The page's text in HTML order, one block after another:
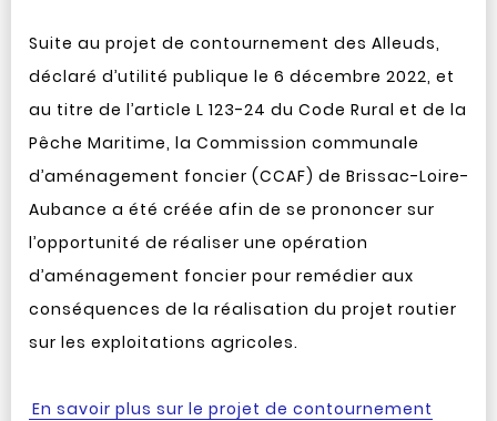
Suite au projet de contournement des Alleuds,
déclaré d’utilité publique le 6 décembre 2022, et
au titre de l’article L 123-24 du Code Rural et de la
Pêche Maritime, la Commission communale
d’aménagement foncier (CCAF) de Brissac-Loire-
Aubance a été créée afin de se prononcer sur
l’opportunité de réaliser une opération
d’aménagement foncier pour remédier aux
conséquences de la réalisation du projet routier
sur les exploitations agricoles.
En savoir plus sur le projet de contournement